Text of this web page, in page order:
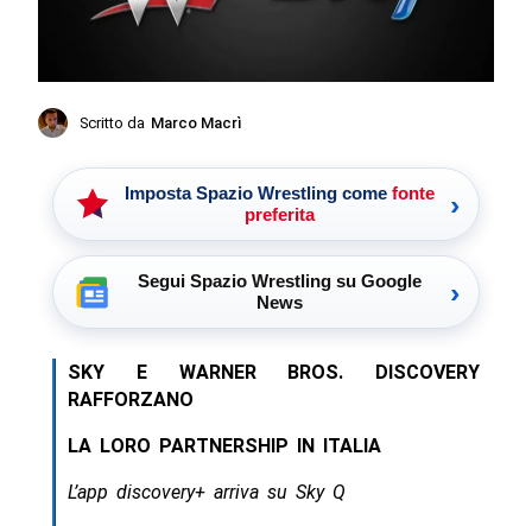
Scritto da Marco Macrì
Imposta Spazio Wrestling come fonte
preferita
›
Segui Spazio Wrestling su Google
News
›
SKY E WARNER BROS. DISCOVERY
RAFFORZANO
LA LORO PARTNERSHIP IN ITALIA
L’app discovery+ arriva su Sky Q